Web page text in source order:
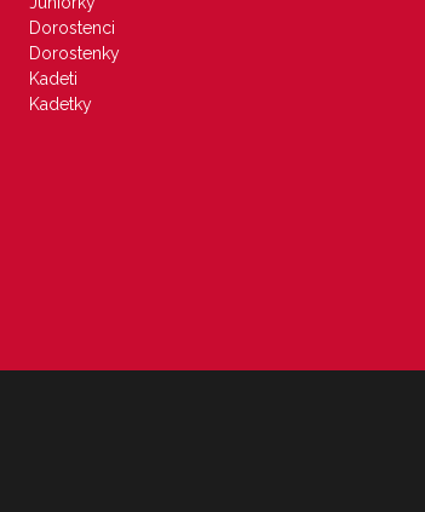
Dorostenci
Dorostenky
Kadeti
Kadetky